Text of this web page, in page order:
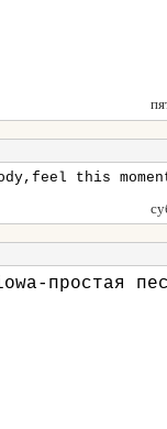
this
простая